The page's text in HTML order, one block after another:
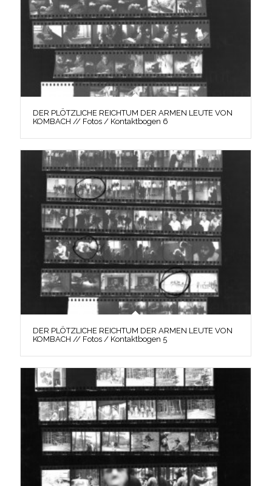
DER PLÖTZLICHE REICHTUM DER ARMEN LEUTE VON
KOMBACH // Fotos / Kontaktbogen 6
DER PLÖTZLICHE REICHTUM DER ARMEN LEUTE VON
KOMBACH // Fotos / Kontaktbogen 5